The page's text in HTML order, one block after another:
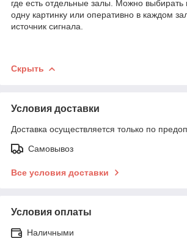
где есть отдельные залы. Можно выбирать
одну картинку или оперативно в каждом
источник сигнала.
Скрыть
Условия доставки
Доставка осуществляется только по
Самовывоз
Все условия доставки
Условия оплаты
Наличными